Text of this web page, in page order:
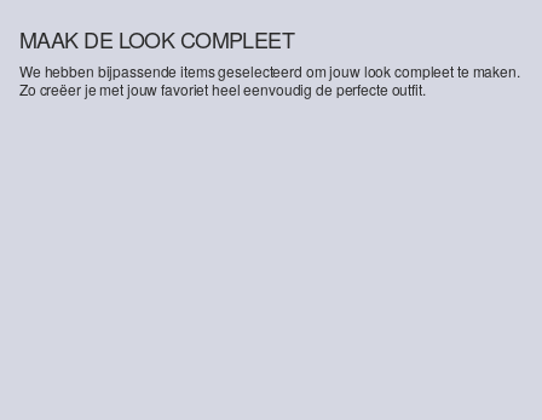
MAAK DE LOOK COMPLEET
We hebben bijpassende items geselecteerd om jouw look compleet te maken.
Zo creëer je met jouw favoriet heel eenvoudig de perfecte outfit.